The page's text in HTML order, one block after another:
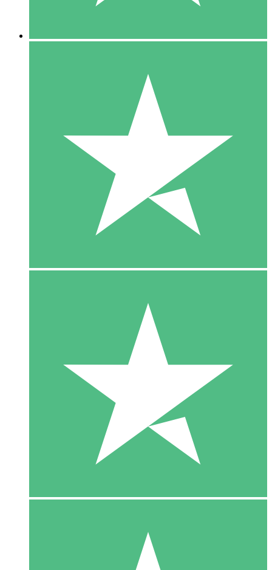
US$1500
10 Download
20